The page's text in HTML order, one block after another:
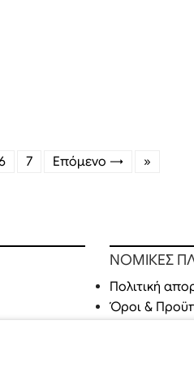
7 Επόμενο → »
ΝΟΜΙΚΕΣ
Πολιτική
Όροι &